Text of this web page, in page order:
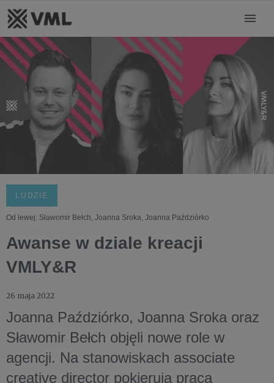
LUDZIE
Od lewej: Sławomir Bełch, Joanna Sroka, Joanna Paździórko
Awanse w dziale kreacji
VMLY&R
26 maja 2022
Joanna Paździórko, Joanna Sroka oraz
Sławomir Bełch objęli nowe role w
agencji. Na stanowiskach associate
creative director pokierują pracą